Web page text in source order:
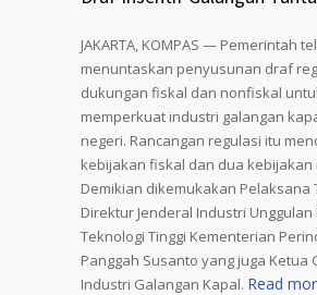
JAKARTA, KOMPAS — Pemerintah
menuntaskan penyusunan draf
dukungan fiskal dan nonfiskal
memperkuat industri galangan
negeri. Rancangan regulasi itu
kebijakan fiskal dan dua kebijakan
Demikian dikemukakan Pelaksana
Direktur Jenderal Industri Unggulan
Teknologi Tinggi Kementerian
Panggah Susanto yang juga Ketua
Industri Galangan Kapal. Read